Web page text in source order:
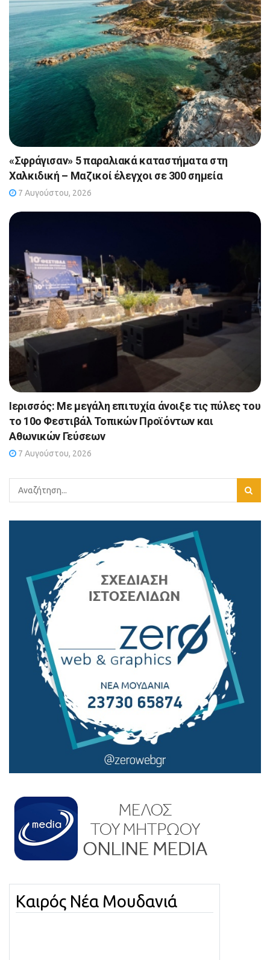
«Σφράγισαν» 5 παραλιακά καταστήματα στη
Χαλκιδική – Μαζικοί έλεγχοι σε 300 σημεία
7 Αυγούστου, 2026
Ιερισσός: Με μεγάλη επιτυχία άνοιξε τις πύλες του
το 10ο Φεστιβάλ Τοπικών Προϊόντων και
Αθωνικών Γεύσεων
7 Αυγούστου, 2026
Καιρός Νέα Μουδανιά